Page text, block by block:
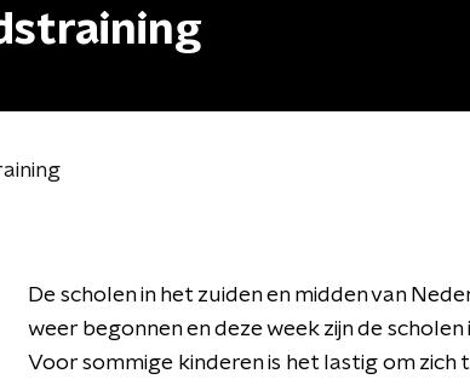
De scholen in het zuiden en midden van
weer begonnen en deze week zijn de
Voor sommige kinderen is het lastig om zich